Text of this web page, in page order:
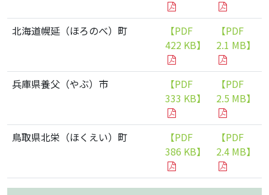
北海道幌延（ほろのべ）町
【PDF
422 KB】
【PDF
2.1 MB】
兵庫県養父（やぶ）市
【PDF
333 KB】
【PDF
2.5 MB】
鳥取県北栄（ほくえい）町
【PDF
386 KB】
【PDF
2.4 MB】